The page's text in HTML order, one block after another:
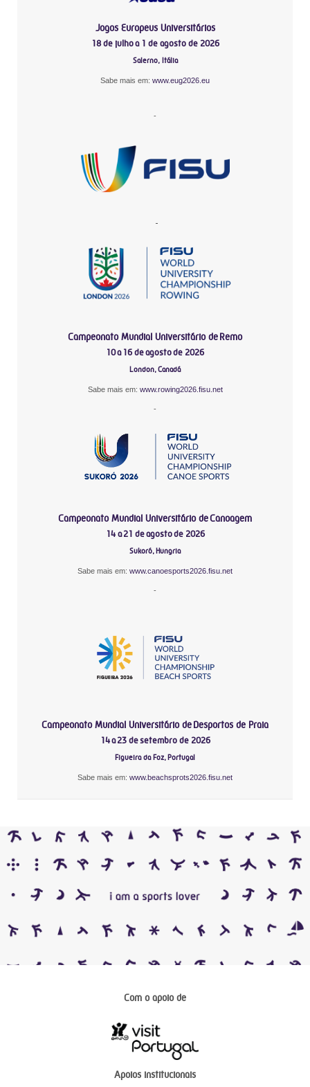
Jogos Europeus Universitários
18 de julho a 1 de agosto de 2026
Salerno, Itália
Sabe mais em: www.eug2026.eu
-
-
Campeonato Mundial Universitário de Remo
10 a 16 de agosto de 2026
London, Canadá
Sabe mais em: www.rowing2026.fisu.net
-
Campeonato Mundial Universitário de Canoagem
14 a 21 de agosto de 2026
Sukoró, Hungria
Sabe mais em: www.canoesports2026.fisu.net
-
Campeonato Mundial Universitário de Desportos de Praia
14 a 23 de setembro de 2026
Figueira da Foz, Portugal
Sabe mais em: www.beachsprots2026.fisu.net
Com o apoio de
Apoios institucionais